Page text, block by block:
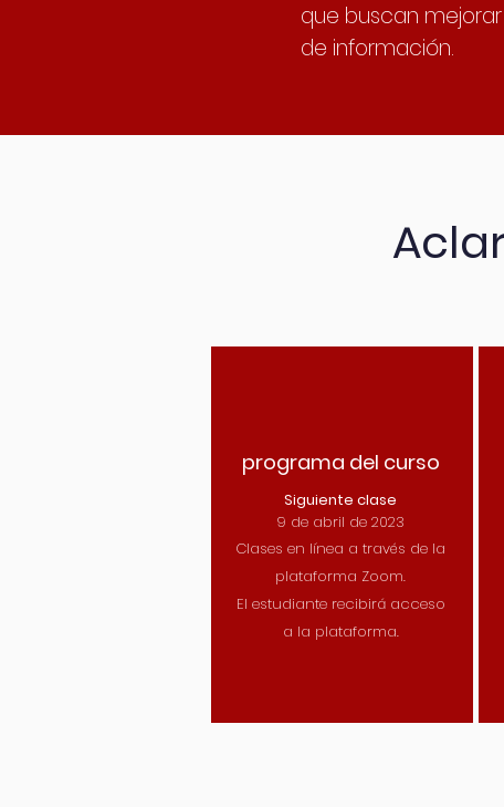
que buscan
de información.
programa del curso
Siguiente clase
9 de abril de 2023
Clases en línea a través de la
plataforma Zoom.
El estudiante recibirá acceso
a la plataforma.